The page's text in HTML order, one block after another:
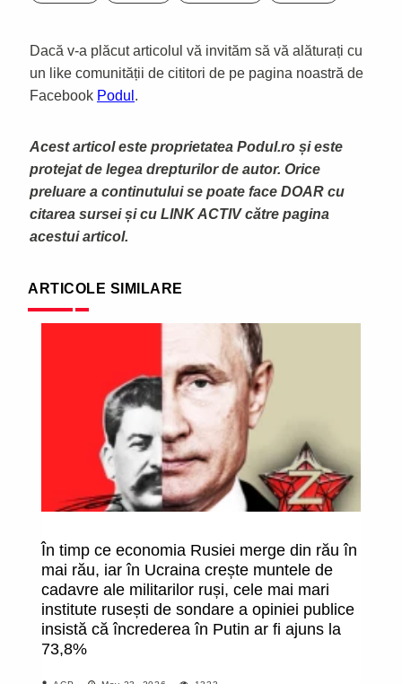
Dacă v-a plăcut articolul vă invităm să vă alăturați cu
un like comunității de cititori de pe pagina noastră de
Facebook Podul .
Acest articol este proprietatea Podul.ro și este
protejat de legea drepturilor de autor. Orice
preluare a continutului se poate face DOAR cu
citarea sursei și cu LINK ACTIV către pagina
acestui articol.
ARTICOLE SIMILARE
În timp ce economia Rusiei merge din rău în
mai rău, iar în Ucraina crește muntele de
cadavre ale militarilor ruși, cele mai mari
institute rusești de sondare a opiniei publice
insistă că încrederea în Putin ar fi ajuns la
73,8%